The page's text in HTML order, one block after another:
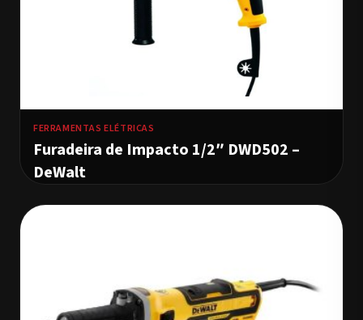
FERRAMENTAS ELÉTRICAS
Furadeira de Impacto 1/2″ DWD502 –
DeWalt